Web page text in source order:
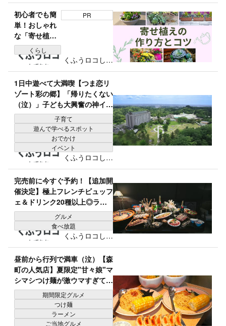
クイズ」の巻
初心者でも簡
単！おしゃれ
な「寄せ植
え」の作り方
とコツをグリ
ーンアドバイ
ザーが紹介｜
春夏秋冬のお
すすめ植物リ
スト付き
くらし
PR
くふうロコしず
おか編集部
1日中遊べて大満喫【つま恋リ
ゾート彩の郷】「帰りたくない
（泣）」子ども大興奮の神イベ
ント！？憧れのお仕事体験＆昆
虫教室レポ
子育て
遊んで学べるスポット
おでかけ
イベント
くふうロコしず
おか編集部
完売前に今すぐ予約！【追加開
催決定】極上フレンチビュッフ
ェ＆ドリンク20種以上◎ラグ
ジュアリーな「大人の夏祭り」
が神コスパすぎる♪
グルメ
食べ放題
くふうロコしず
おか編集部
昼前から行列で満車（泣）【森
町の人気店】夏限定"甘々娘"マ
シマシつけ麺が激ウマすぎて感
動！「におわない餃子」も絶品
期間限定グルメ
つけ麺
ラーメン
ご当地グルメ